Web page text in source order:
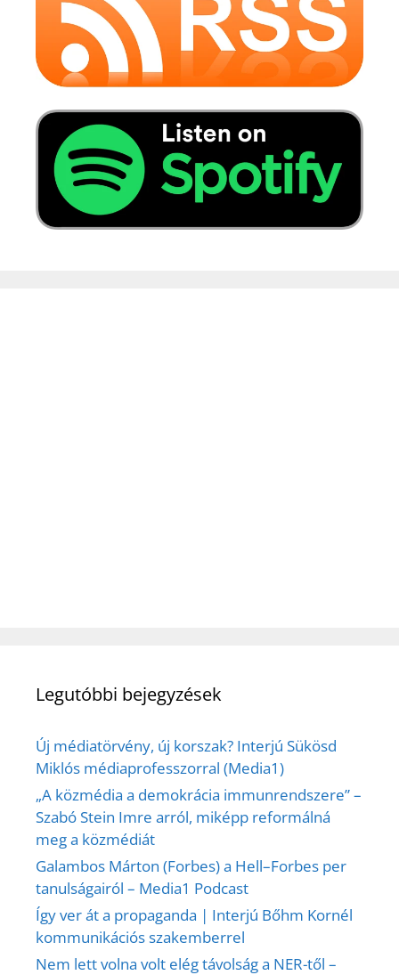
Legutóbbi bejegyzések
Új médiatörvény, új korszak? Interjú Sükösd
Miklós médiaprofesszorral (Media1)
„A közmédia a demokrácia immunrendszere” –
Szabó Stein Imre arról, miképp reformálná
meg a közmédiát
Galambos Márton (Forbes) a Hell–Forbes per
tanulságairól – Media1 Podcast
Így ver át a propaganda | Interjú Bőhm Kornél
kommunikációs szakemberrel
Nem lett volna volt elég távolság a NER-től –